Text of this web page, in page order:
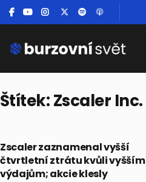
Štítek:Zscaler Inc.
Zscaler zaznamenal vyšší
čtvrtletní ztrátu kvůli vyšším
výdajům; akcie klesly